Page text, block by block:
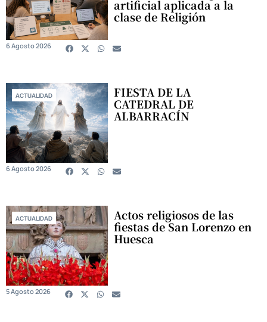
artificial aplicada a la
clase de Religión
6 Agosto 2026
ACTUALIDAD FIESTA DE LA
CATEDRAL DE
ALBARRACÍN
6 Agosto 2026
ACTUALIDAD Actos religiosos de las
fiestas de San Lorenzo en
Huesca
5 Agosto 2026